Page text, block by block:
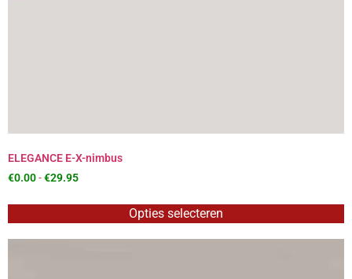
ELEGANCE E-X-nimbus
€0.00-€29.95
Opties selecteren